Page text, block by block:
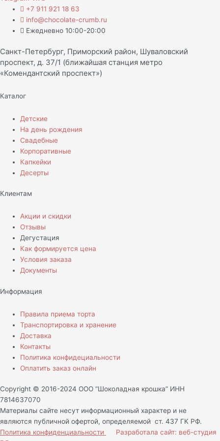
+7 911 921 18 63
info@chocolate-crumb.ru
Ежедневно 10:00-20:00
Санкт-Петербург, Приморский район, Шуваловский
проспект, д. 37/1 (ближайшая станция метро
«Комендантский проспект»)
Каталог
Детские
На день рождения
Свадебные
Корпоративные
Капкейки
Десерты
Клиентам
Акции и скидки
Отзывы
Дегустация
Как формируется цена
Условия заказа
Документы
Информация
Правила приема торта
Транспортировка и хранение
Доставка
Контакты
Политика конфидециальности
Оплатить заказ онлайн
Copyright © 2016-2024 ООО “Шоколадная крошка” ИНН
7814637070
Материалы сайте несут информационный характер и не
являются публичной офертой, определяемой ст. 437 ГК РФ.
Политика конфиденциальности
Разработала сайт: веб-студия